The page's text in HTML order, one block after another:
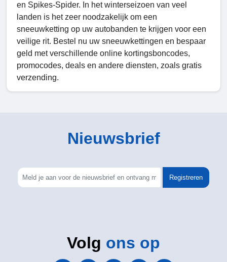
en Spikes-Spider. In het winterseizoen van veel
landen is het zeer noodzakelijk om een
sneeuwketting op uw autobanden te krijgen voor een
veilige rit. Bestel nu uw sneeuwkettingen en bespaar
geld met verschillende online kortingsboncodes,
promocodes, deals en andere diensten, zoals gratis
verzending.
Nieuwsbrief
Registreren
Volg ons op